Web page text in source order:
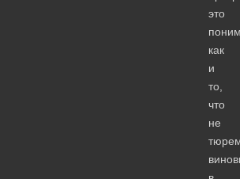
это
как
и
то,
что
не